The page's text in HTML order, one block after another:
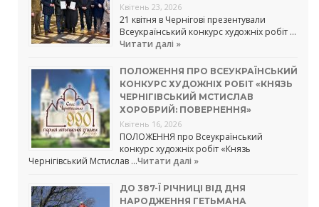
Квітень 23, 2026
21 квітня в Чернігові презентували
Всеукраїнський конкурс художніх робіт …
Читати далі »
ПОЛОЖЕННЯ ПРО ВСЕУКРАЇНСЬКИЙ
КОНКУРС ХУДОЖНІХ РОБІТ «КНЯЗЬ
ЧЕРНІГІВСЬКИЙ МСТИСЛАВ
ХОРОБРИЙ: ПОВЕРНЕННЯ»
Квітень 16, 2026
ПОЛОЖЕННЯ про Всеукраїнський
конкурс художніх робіт «Князь
Чернігівський Мстислав …Читати далі »
ДО 387-Ї РІЧНИЦІ ВІД ДНЯ
НАРОДЖЕННЯ ГЕТЬМАНА